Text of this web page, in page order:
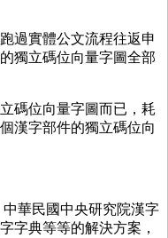
過實體公文流程往返申
獨立碼位向量字圖全部
碼位向量字圖而已，耗
漢字部件的獨立碼位向
華民國中央研究院漢字
字典等等的解決方案，